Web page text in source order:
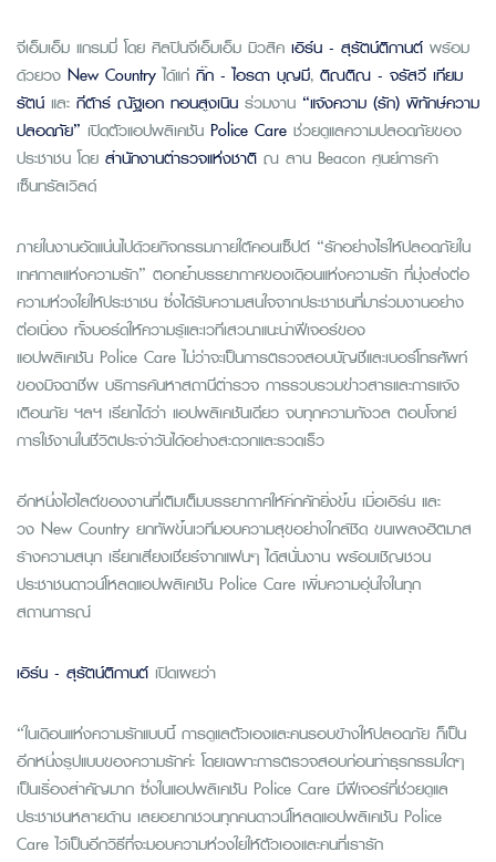
จีเอ็มเอ็ม แกรมมี่ โดย ศิลปินจีเอ็มเอ็ม มิวสิค เอิร์น - สุรัตน์ติกานต์ พร้อม
ด้วยวง New Countryได้แก่ กิ๊ก - ไอรดา บุญมี, ติณติณ - จรัสวี เทียม
รัตน์ และ กีต้าร์ ณัฐเอก ทอนสูงเนิน ร่วมงาน “แจ้งความ (รัก) พิทักษ์ความ
ปลอดภัย” เปิดตัวแอปพลิเคชัน Police Care ช่วยดูแลความปลอดภัยของ
ประชาชน โดย สำนักงานตำรวจแห่งชาติ ณ ลาน Beacon ศูนย์การค้า
เซ็นทรัลเวิลด์
ภายในงานอัดแน่นไปด้วยกิจกรรมภายใต้คอนเซ็ปต์ “รักอย่างไรให้ปลอดภัยใน
เทศกาลแห่งความรัก” ตอกย้ำบรรยากาศของเดือนแห่งความรัก ที่มุ่งส่งต่อ
ความห่วงใยให้ประชาชน ซึ่งได้รับความสนใจจากประชาชนที่มาร่วมงานอย่าง
ต่อเนื่อง ทั้งบอร์ดให้ความรู้และเวทีเสวนาแนะนำฟีเจอร์ของ
แอปพลิเคชัน Police Care ไม่ว่าจะเป็นการตรวจสอบบัญชีและเบอร์โทรศัพท์
ของมิจฉาชีพ บริการค้นหาสถานีตำรวจ การรวบรวมข่าวสารและการแจ้ง
เตือนภัย ฯลฯ เรียกได้ว่า แอปพลิเคชันเดียว จบทุกความกังวล ตอบโจทย์
การใช้งานในชีวิตประจำวันได้อย่างสะดวกและรวดเร็ว
อีกหนึ่งไฮไลต์ของงานที่เติมเต็มบรรยากาศให้คึกคักยิ่งขึ้น เมื่อเอิร์น และ
วง New Country ยกทัพขึ้นเวทีมอบความสุขอย่างใกล้ชิด ขนเพลงฮิตมาส
ร้างความสนุก เรียกเสียงเชียร์จากแฟนๆ ได้สนั่นงาน พร้อมเชิญชวน
ประชาชนดาวน์โหลดแอปพลิเคชัน Police Care เพิ่มความอุ่นใจในทุก
สถานการณ์
เอิร์น - สุรัตน์ติกานต์ เปิดเผยว่า
“ในเดือนแห่งความรักแบบนี้ การดูแลตัวเองและคนรอบข้างให้ปลอดภัย ก็เป็น
อีกหนึ่งรูปแบบของความรักค่ะ โดยเฉพาะการตรวจสอบก่อนทำธุรกรรมใดๆ
เป็นเรื่องสำคัญมาก ซึ่งในแอปพลิเคชัน Police Care มีฟีเจอร์ที่ช่วยดูแล
ประชาชนหลายด้าน เลยอยากชวนทุกคนดาวน์โหลดแอปพลิเคชัน Police
Care ไว้เป็นอีกวิธีที่จะมอบความห่วงใยให้ตัวเองและคนที่เรารัก